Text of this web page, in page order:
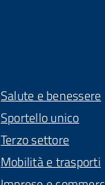
Salute e benessere
Sportello unico
Terzo settore
Mobilità e trasporti